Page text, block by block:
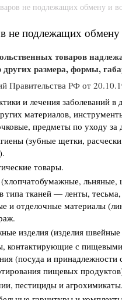
не подлежащих обмену и
не подлежащих обмену
товаров
размера, формы,
Правительства РФ от
и лечения заболеваний
материалов,
предметы по уходу
(зубные щетки,
товары.
типа тканей — ленты,
и отделочные материалы
изделия (изделия
контактирующие с
(посуда и
пищевых
пестициды и